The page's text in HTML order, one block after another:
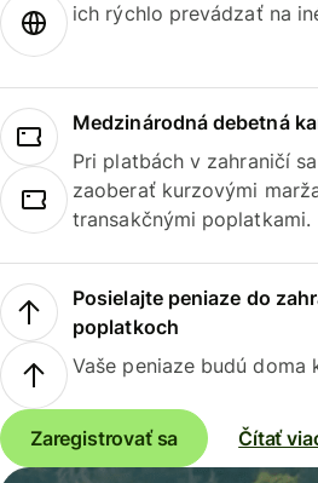
ich rýchlo prevádzať na
Medzinárodná debetná
Pri platbách v zahraničí
zaoberať kurzovými
transakčnými poplatkami.
Posielajte peniaze do
poplatkoch
Vaše peniaze budú doma
Zaregistrovať sa Čítať